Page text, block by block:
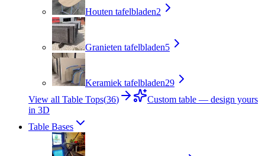
Houten tafelbladen2
Granieten tafelbladen5
Keramiek tafelbladen29
View all Table Tops(36)
Custom table — design yours
in 3D
Table Bases